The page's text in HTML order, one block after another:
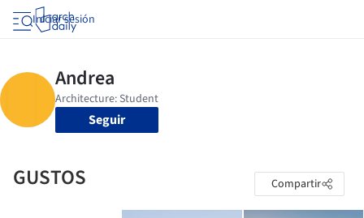
Iniciar sesión
Seguir
GUSTOS Compartir